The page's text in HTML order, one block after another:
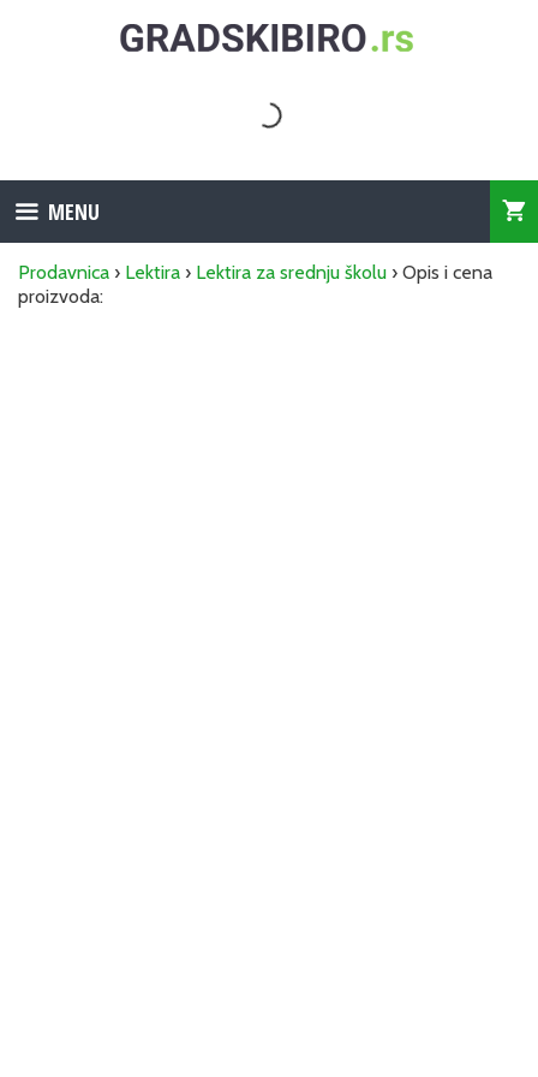
MENU
Prodavnica › Lektira › Lektira za srednju školu › Opis i cena
proizvoda: